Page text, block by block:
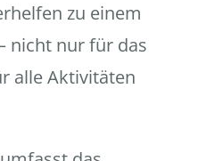
zu einem
nicht nur für das
alle Aktivitäten